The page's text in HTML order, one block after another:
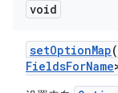
void
setOptionMap
FieldsForName